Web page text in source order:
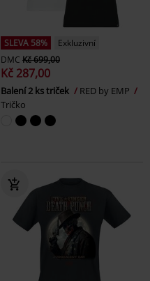
SLEVA 58%
Exkluzivní
DMC Kč 699,00
Kč 287,00
Balení 2 ks triček
RED by EMP
Tričko